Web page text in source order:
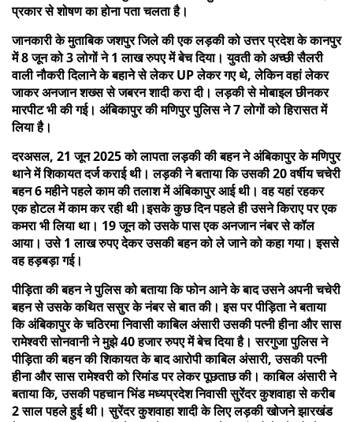
प्रकार से शोषण का होना पता चलता है।
जानकारी के मुताबिक जशपुर जिले की एक लड़की को उत्तर प्रदेश के कानपुर
में 8 जून को 3 लोगों ने 1 लाख रुपए में बेच दिया। युवती को अच्छी सैलरी
वाली नौकरी दिलाने के बहाने से लेकर UP लेकर गए थे, लेकिन वहां लेकर
जाकर अनजान शख्स से जबरन शादी करा दी। लड़की से मोबाइल छीनकर
मारपीट भी की गई। अंबिकापुर की मणिपुर पुलिस ने 7 लोगों को हिरासत में
लिया है।
दरअसल, 21 जून 2025 को लापता लड़की की बहन ने अंबिकापुर के मणिपुर
थाने में शिकायत दर्ज कराई थी। लड़की ने बताया कि उसकी 20 वर्षीय चचेरी
बहन 6 महीने पहले काम की तलाश में अंबिकापुर आई थी। वह यहां रहकर
एक होटल में काम कर रही थी।इसके कुछ दिन पहले ही उसने किराए पर एक
कमरा भी लिया था। 19 जून को उसके पास एक अनजान नंबर से कॉल
आया। उसे 1 लाख रुपए देकर उसकी बहन को ले जाने को कहा गया। इससे
वह हड़बड़ा गई।
पीड़िता की बहन ने पुलिस को बताया कि फोन आने के बाद उसने अपनी चचेरी
बहन से उसके कथित ससुर के नंबर से बात की। इस पर पीड़िता ने बताया
कि अंबिकापुर के चठिरमा निवासी काबिल अंसारी उसकी पत्नी हीना और सास
रामेश्वरी सोनवानी ने मुझे 40 हजार रुपए में बेच दिया है। सरगुजा पुलिस ने
पीड़िता की बहन की शिकायत के बाद आरोपी काबिल अंसारी, उसकी पत्नी
हीना और सास रामेश्वरी को रिमांड पर लेकर पूछताछ की। काबिल अंसारी ने
बताया कि, उसकी पहचान भिंड मध्यप्रदेश निवासी सुरेंदर कुशवाहा से करीब
2 साल पहले हुई थी। सुरेंदर कुशवाहा शादी के लिए लड़की खोजने झारखंड